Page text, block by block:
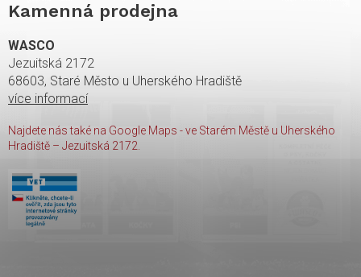
Kamenná prodejna
WASCO
Jezuitská 2172
68603, Staré Město u Uherského Hradiště
více informací
Najdete nás také na Google Maps - ve Starém Městě u Uherského
Hradiště – Jezuitská 2172.